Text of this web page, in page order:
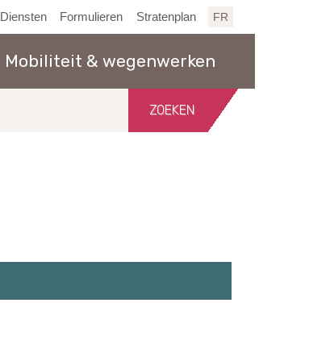
Diensten Formulieren Stratenplan FR
Mobiliteit & wegenwerken